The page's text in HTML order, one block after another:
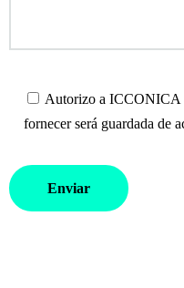
Autorizo a ICCONICA
fornecer será guardada de